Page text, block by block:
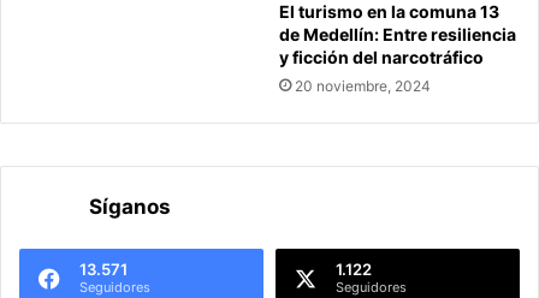
El turismo en la comuna 13
de Medellín: Entre resiliencia
y ficción del narcotráfico
20 noviembre, 2024
Síganos
13.571
Seguidores
1.122
Seguidores